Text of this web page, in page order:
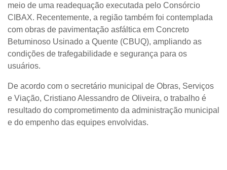
meio de uma readequação executada pelo Consórcio
CIBAX. Recentemente, a região também foi contemplada
com obras de pavimentação asfáltica em Concreto
Betuminoso Usinado a Quente (CBUQ), ampliando as
condições de trafegabilidade e segurança para os
usuários.
De acordo com o secretário municipal de Obras, Serviços
e Viação, Cristiano Alessandro de Oliveira, o trabalho é
resultado do comprometimento da administração municipal
e do empenho das equipes envolvidas.